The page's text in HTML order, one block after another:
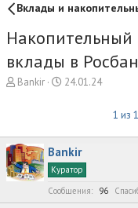
Вклады и
Накопительный
вклады в
А
р
т
е
м
Bankir
Д
н
а
ч
а
л
24.01.24
1 из
Bankir
Куратор
Сообщения
96